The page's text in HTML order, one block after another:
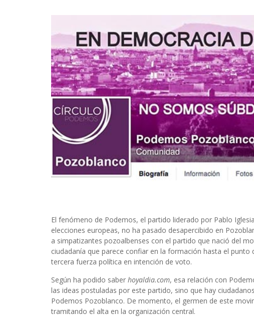
El fenómeno de Podemos, el partido liderado por Pablo
elecciones europeas, no ha pasado desapercibido en
a simpatizantes pozoalbenses con el partido que nació del
ciudadanía que parece confiar en la formación hasta el
tercera fuerza política en intención de voto.
Según ha podido saber hoyaldia.com, esa relación con
las ideas postuladas por este partido, sino que hay
Podemos Pozoblanco. De momento, el germen de este
tramitando el alta en la organización central.